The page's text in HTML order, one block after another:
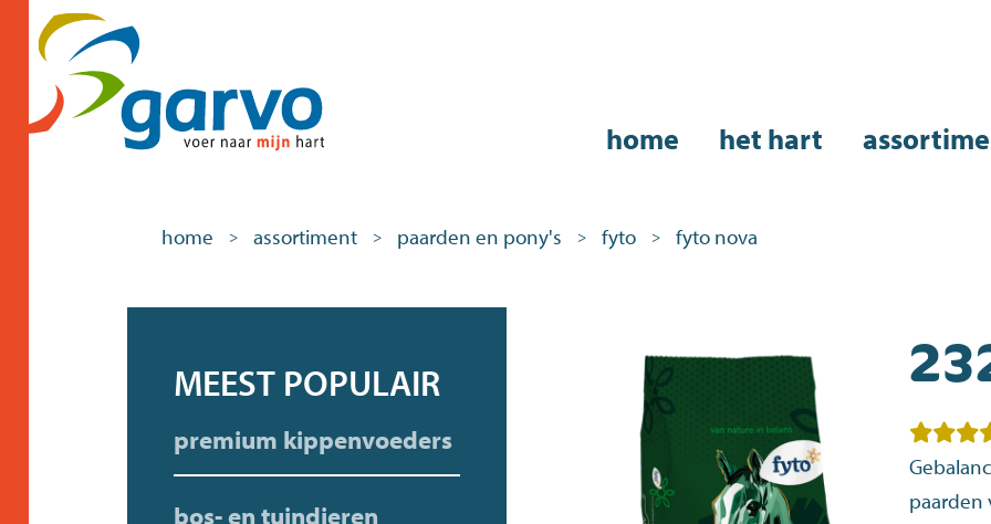
home het hart
home > assortiment > paarden en pony's > fyto > fyto nova
MEEST POPULAIR
premium kippenvoeders
bos- en tuindieren
paarden